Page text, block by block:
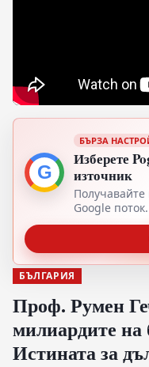
G
БЪРЗА
Изберете
източник
Google поток.
БЪЛГАРИЯ
Проф. Румен
милиардите на
Истината за